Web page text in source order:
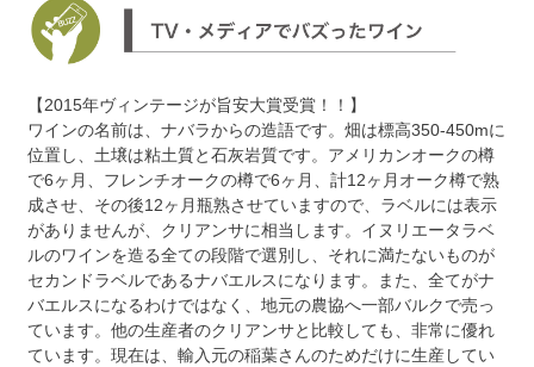
【2015年ヴィンテージが旨安大賞受賞！！】
ワインの名前は、ナバラからの造語です。畑は標高350-450mに
位置し、土壌は粘土質と石灰岩質です。アメリカンオークの樽
で6ヶ月、フレンチオークの樽で6ヶ月、計12ヶ月オーク樽で熟
成させ、その後12ヶ月瓶熟させていますので、ラベルには表示
がありませんが、クリアンサに相当します。イヌリエータラベ
ルのワインを造る全ての段階で選別し、それに満たないものが
セカンドラベルであるナバエルスになります。また、全てがナ
バエルスになるわけではなく、地元の農協へ一部バルクで売っ
ています。他の生産者のクリアンサと比較しても、非常に優れ
ています。現在は、輸入元の稲葉さんのためだけに生産してい